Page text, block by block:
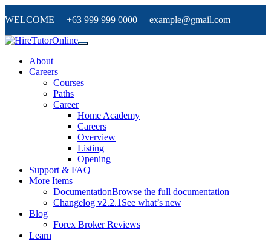
WELCOME +63 999 999 0000 example@gmail.com
About
Careers
Courses
Paths
Career
Home Academy
Careers
Overview
Listing
Opening
Support & FAQ
More Items
DocumentationBrowse the full documentation
Changelog v2.2.1 See what’s new
Blog
Forex Broker Reviews
Learn